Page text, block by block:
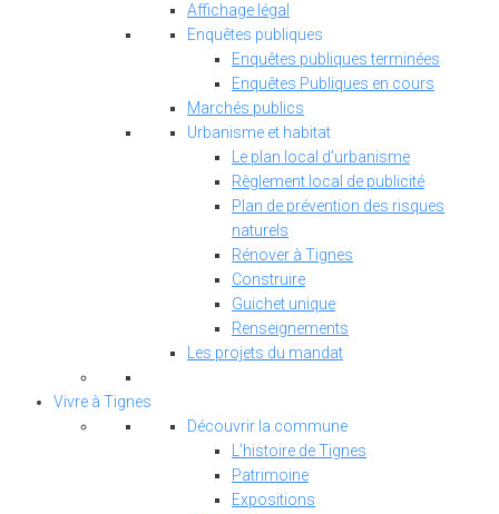
Affichage légal
Enquêtes publiques
Enquêtes publiques terminées
Enquêtes Publiques en cours
Marchés publics
Urbanisme et habitat
Le plan local d’urbanisme
Règlement local de publicité
Plan de prévention des risques
naturels
Rénover à Tignes
Construire
Guichet unique
Renseignements
Les projets du mandat
Vivre à Tignes
Découvrir la commune
L’histoire de Tignes
Patrimoine
Expositions